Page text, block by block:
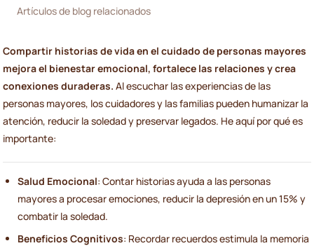
Artículos de blog relacionados
Compartir historias de vida en el cuidado de personas mayores
mejora el bienestar emocional, fortalece las relaciones y crea
conexiones duraderas. Al escuchar las experiencias de las
personas mayores, los cuidadores y las familias pueden humanizar la
atención, reducir la soledad y preservar legados. He aquí por qué es
importante:
Salud Emocional: Contar historias ayuda a las personas
mayores a procesar emociones, reducir la depresión en un 15% y
combatir la soledad.
Beneficios Cognitivos: Recordar recuerdos estimula la memoria